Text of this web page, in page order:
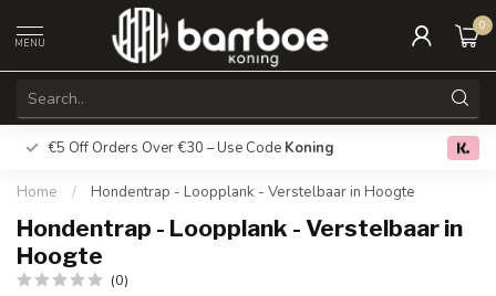
MENU
0
€5 Off Orders Over €30 – Use Code Koning Free
Home / Hondentrap - Loopplank - Verstelbaar in Hoogte
Hondentrap - Loopplank - Verstelbaar in
Hoogte
(0)